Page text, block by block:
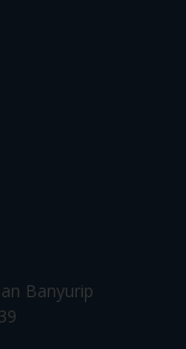
Banyurip